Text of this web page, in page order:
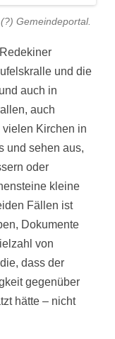
Gemeindeportal.
und die
auch in
auch
Kirchen in
und sehen aus,
oder
kleine
Fällen ist
Dokumente
von
dass der
gegenüber
hätte – nicht